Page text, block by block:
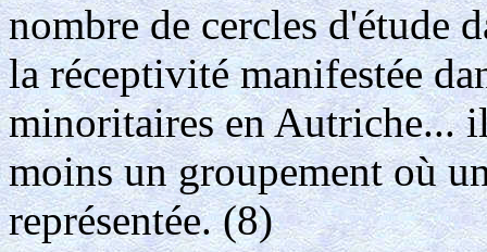
nombre de cercles d'étude
la réceptivité manifestée
minoritaires en Autriche...
moins un groupement où
représentée. (8)